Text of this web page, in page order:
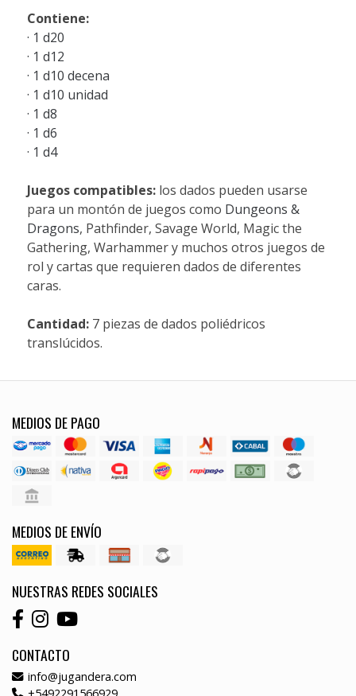
Contiene:
· 1 d20
· 1 d12
· 1 d10 decena
· 1 d10 unidad
· 1 d8
· 1 d6
· 1 d4
Juegos compatibles:los dados pueden usarse
para un montón de juegos como Dungeons &
Dragons, Pathfinder, Savage World, Magic the
Gathering, Warhammer y muchos otros juegos de
rol y cartas que requieren dados de diferentes
caras.
Cantidad:7 piezas de dados poliédricos
translúcidos.
MEDIOS DE PAGO
MEDIOS DE ENVÍO
NUESTRAS REDES SOCIALES
CONTACTO
info@jugandera.com